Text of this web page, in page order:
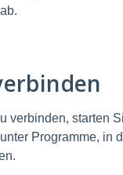
ab.
verbinden, starten
Programme, in